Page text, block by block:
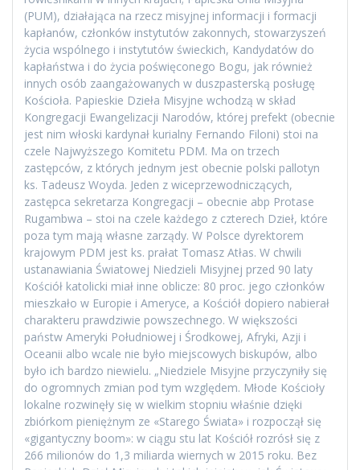
(PUM), działająca na rzecz misyjnej informacji i formacji
kapłanów, członków instytutów zakonnych, stowarzyszeń
życia wspólnego i instytutów świeckich, Kandydatów do
kapłaństwa i do życia poświęconego Bogu, jak również
innych osób zaangażowanych w duszpasterską posługę
Kościoła. Papieskie Dzieła Misyjne wchodzą w skład
Kongregacji Ewangelizacji Narodów, której prefekt (obecnie
jest nim włoski kardynał kurialny Fernando Filoni) stoi na
czele Najwyższego Komitetu PDM. Ma on trzech
zastępców, z których jednym jest obecnie polski pallotyn
ks. Tadeusz Woyda. Jeden z wiceprzewodniczących,
zastępca sekretarza Kongregacji – obecnie abp Protase
Rugambwa – stoi na czele każdego z czterech Dzieł, które
poza tym mają własne zarządy. W Polsce dyrektorem
krajowym PDM jest ks. prałat Tomasz Atłas. W chwili
ustanawiania Światowej Niedzieli Misyjnej przed 90 laty
Kościół katolicki miał inne oblicze: 80 proc. jego członków
mieszkało w Europie i Ameryce, a Kościół dopiero nabierał
charakteru prawdziwie powszechnego. W większości
państw Ameryki Południowej i Środkowej, Afryki, Azji i
Oceanii albo wcale nie było miejscowych biskupów, albo
było ich bardzo niewielu. „Niedziele Misyjne przyczyniły się
do ogromnych zmian pod tym względem. Młode Kościoły
lokalne rozwinęły się w wielkim stopniu właśnie dzięki
zbiórkom pieniężnym ze «Starego Świata» i rozpoczął się
«gigantyczny boom»: w ciągu stu lat Kościół rozrósł się z
266 milionów do 1,3 miliarda wiernych w 2015 roku. Bez